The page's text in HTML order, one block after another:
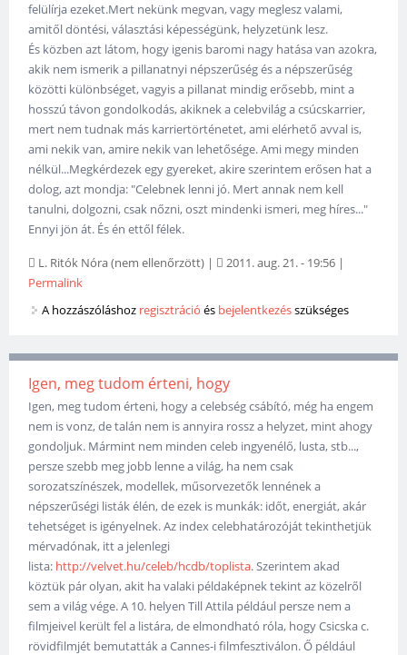
felülírja ezeket.Mert nekünk megvan, vagy meglesz valami,
amitől döntési, választási képességünk, helyzetünk lesz.
És közben azt látom, hogy igenis baromi nagy hatása van azokra,
akik nem ismerik a pillanatnyi népszerűség és a népszerűség
közötti különbséget, vagyis a pillanat mindig erősebb, mint a
hosszú távon gondolkodás, akiknek a celebvilág a csúcskarrier,
mert nem tudnak más karriertörténetet, ami elérhető avval is,
ami nekik van, amire nekik van lehetősége. Ami megy minden
nélkül...Megkérdezek egy gyereket, akire szerintem erősen hat a
dolog, azt mondja: "Celebnek lenni jó. Mert annak nem kell
tanulni, dolgozni, csak nőzni, oszt mindenki ismeri, meg híres..."
Ennyi jön át. És én ettől félek.
L. Ritók Nóra (nem ellenőrzött) | 2011. aug. 21. - 19:56 |
Permalink
A hozzászóláshoz regisztráció és bejelentkezésszükséges
Igen, meg tudom érteni, hogy
Igen, meg tudom érteni, hogy a celebség csábító, még ha engem
nem is vonz, de talán nem is annyira rossz a helyzet, mint ahogy
gondoljuk. Mármint nem minden celeb ingyenélő, lusta, stb...,
persze szebb meg jobb lenne a világ, ha nem csak
sorozatszínészek, modellek, műsorvezetők lennének a
népszerűségi listák élén, de ezek is munkák: időt, energiát, akár
tehetséget is igényelnek. Az index celebhatározóját tekinthetjük
mérvadónak, itt a jelenlegi
lista: http://velvet.hu/celeb/hcdb/toplista. Szerintem akad
köztük pár olyan, akit ha valaki példaképnek tekint az közelről
sem a világ vége. A 10. helyen Till Attila például persze nem a
filmjeivel került fel a listára, de elmondható róla, hogy Csicska c.
rövidfilmjét bemutatták a Cannes-i filmfesztiválon. Ő például